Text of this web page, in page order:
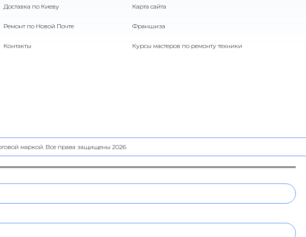
Доставка по Киеву
Ремонт по Новой Почте
Контакты
Карта сайта
Франшиза
Курсы мастеров по ремонту техники
маркой. Все права защищены 2026